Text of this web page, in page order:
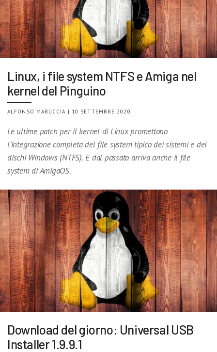
Linux, i file system NTFS e Amiga nel
kernel del Pinguino
ALFONSO MARUCCIA | 10 SETTEMBRE 2020
Le ultime patch per il kernel di Linux promettono
l’integrazione completa del file system tipico dei sistemi e dei
dischi Windows (NTFS). E dal passato arriva anche il file
system di AmigaOS.
Download del giorno: Universal USB
Installer 1.9.9.1